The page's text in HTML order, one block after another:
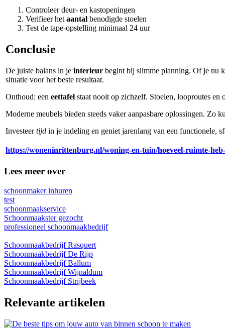
Controleer deur- en kastopeningen
Verifieer het aantal benodigde stoelen
Test de tape-opstelling minimaal 24 uur
Conclusie
De juiste balans in je interieur begint bij slimme planning. Of je nu
situatie voor het beste resultaat.
Onthoud: een eettafel staat nooit op zichzelf. Stoelen, looproutes
Moderne meubels bieden steeds vaker aanpasbare oplossingen. Zo
Investeertijd in je indeling en geniet jarenlang van een functionele,
https://woneninrittenburg.nl/woning-en-tuin/hoeveel-ruimte-
Lees meer over
schoonmaker inhuren
test
schoonmaakservice
Schoonmaakster gezocht
professioneel schoonmaakbedrijf
Schoonmaakbedrijf Rasquert
Schoonmaakbedrijf De Rijp
Schoonmaakbedrijf Ballum
Schoonmaakbedrijf Wijnaldum
Schoonmaakbedrijf Strijbeek
Relevante artikelen